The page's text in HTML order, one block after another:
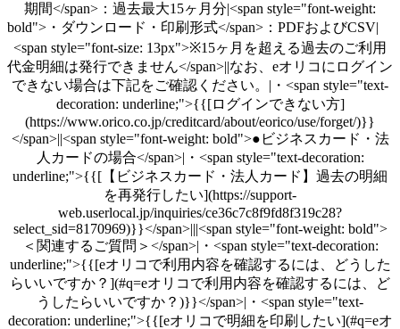
期間</span>：過去最大15ヶ月分|<span style="font-weight:
bold">・ダウンロード・印刷形式</span>：PDFおよびCSV|
<span style="font-size: 13px">※15ヶ月を超える過去のご利用
代金明細は発行できません</span>||なお、eオリコにログイン
できない場合は下記をご確認ください。|・<span style="text-
decoration: underline;">{{[ログインできない方]
(https://www.orico.co.jp/creditcard/about/eorico/use/forget/)}}
</span>||<span style="font-weight: bold">●ビジネスカード・法
人カードの場合</span>|・<span style="text-decoration:
underline;">{{[【ビジネスカード・法人カード】過去の明細
を再発行したい](https://support-
web.userlocal.jp/inquiries/ce36c7c8f9fd8f319c28?
select_sid=8170969)}}</span>|||<span style="font-weight: bold">
＜関連するご質問＞</span>|・<span style="text-decoration:
underline;">{{[eオリコで利用内容を確認するには、どうした
らいいですか？](#q=eオリコで利用内容を確認するには、ど
うしたらいいですか？)}}</span>|・<span style="text-
decoration: underline;">{{[eオリコで明細を印刷したい](#q=eオ